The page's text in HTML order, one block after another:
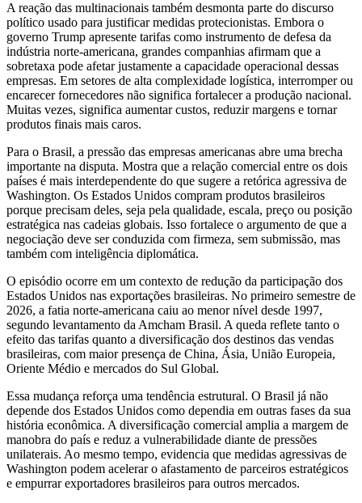
A reação das multinacionais também desmonta parte do discurso
político usado para justificar medidas protecionistas. Embora o
governo Trump apresente tarifas como instrumento de defesa da
indústria norte-americana, grandes companhias afirmam que a
sobretaxa pode afetar justamente a capacidade operacional dessas
empresas. Em setores de alta complexidade logística, interromper ou
encarecer fornecedores não significa fortalecer a produção nacional.
Muitas vezes, significa aumentar custos, reduzir margens e tornar
produtos finais mais caros.
Para o Brasil, a pressão das empresas americanas abre uma brecha
importante na disputa. Mostra que a relação comercial entre os dois
países é mais interdependente do que sugere a retórica agressiva de
Washington. Os Estados Unidos compram produtos brasileiros
porque precisam deles, seja pela qualidade, escala, preço ou posição
estratégica nas cadeias globais. Isso fortalece o argumento de que a
negociação deve ser conduzida com firmeza, sem submissão, mas
também com inteligência diplomática.
O episódio ocorre em um contexto de redução da participação dos
Estados Unidos nas exportações brasileiras. No primeiro semestre de
2026, a fatia norte-americana caiu ao menor nível desde 1997,
segundo levantamento da Amcham Brasil. A queda reflete tanto o
efeito das tarifas quanto a diversificação dos destinos das vendas
brasileiras, com maior presença de China, Ásia, União Europeia,
Oriente Médio e mercados do Sul Global.
Essa mudança reforça uma tendência estrutural. O Brasil já não
depende dos Estados Unidos como dependia em outras fases da sua
história econômica. A diversificação comercial amplia a margem de
manobra do país e reduz a vulnerabilidade diante de pressões
unilaterais. Ao mesmo tempo, evidencia que medidas agressivas de
Washington podem acelerar o afastamento de parceiros estratégicos
e empurrar exportadores brasileiros para outros mercados.